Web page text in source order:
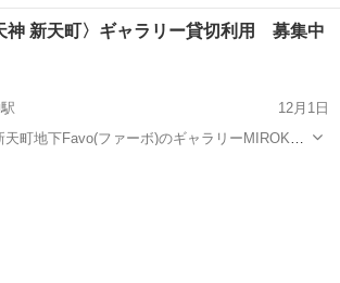
ースーツ、まだ対応可能です。 ✔ 体型に合
坂駅 展示会 成人式
神 新天町〉ギャラリー貸切利用 募集中
12月1日
町地下Favo(ファーボ)のギャラリーMIROKU